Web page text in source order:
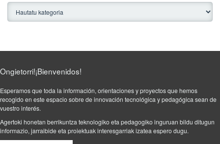
0a
ó
R
I
C
,
H
e
Ongietorri!¡Bienvenidos!
Esperamos que toda la información, orientaciones y proyectos que hemos
recogido en este espacio sobre de innovación tecnológica y pedagógica sean de
vuestro interés.
Agertoki honetan berrikuntza teknologiko eta pedagogiko inguruan bildu ditugun
informazio, jarraibide eta proiektuak interesgarriak izatea espero dugu.